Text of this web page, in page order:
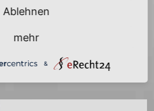
Ablehnen
mehr
&